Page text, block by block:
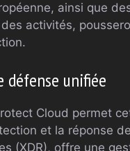
ainsi que
activités,
défense unifiée
Cloud permet
et la réponse
(XDR), offre une